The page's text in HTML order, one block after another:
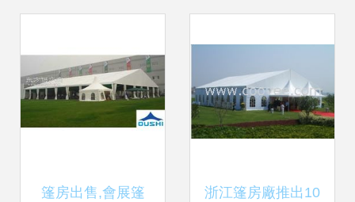
動更有型
篷房出售,會展篷 浙江篷房廠推出10